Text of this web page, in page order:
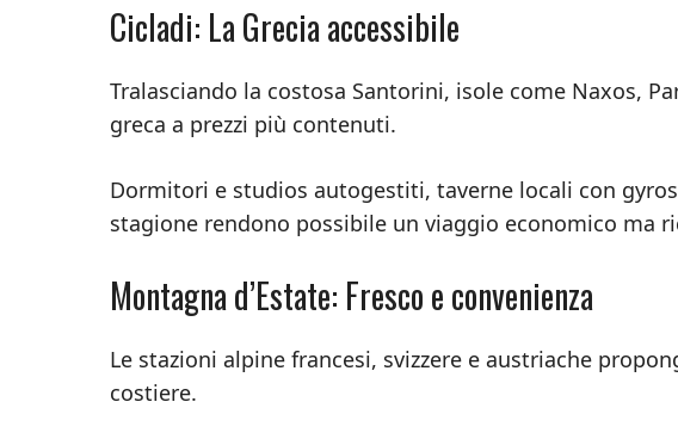
Cicladi: La Grecia accessibile
Tralasciando la costosa Santorini, isole come Naxos,
greca a prezzi più contenuti.
Dormitori e studios autogestiti, taverne locali con
stagione rendono possibile un viaggio economico ma
Montagna d’Estate: Fresco e convenienza
Le stazioni alpine francesi, svizzere e austriache
costiere.